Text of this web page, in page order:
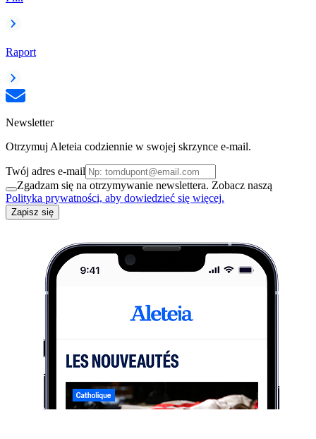
Raport
Newsletter
Otrzymuj Aleteia codziennie w swojej skrzynce e-mail.
Twój adres e-mail
Zgadzam się na otrzymywanie newslettera. Zobacz naszą
Polityka prywatności, aby dowiedzieć się więcej.
Zapisz się